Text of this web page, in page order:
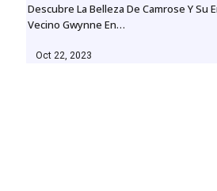
Descubre La Belleza De Camrose Y Su
Vecino Gwynne En…
Oct 22, 2023